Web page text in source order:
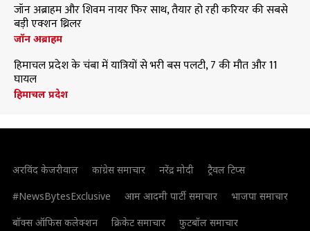
जॉन अब्राहम और शिवम नायर फिर साथ, तैयार हो रही करियर की सबसे
बड़ी एक्शन थ्रिलर
जॉन अब्राहम
हिमाचल प्रदेश के चंबा में यात्रियों से भरी बस पलटी, 7 की मौत और 11
घायल
हिमाचल प्रदेश
अरविंद केजरीवाल कांग्रेस समाचार नरेंद्र मोदी
ट्रैवल टिप्स
#NewsBytesExclusive
आम आदमी पार्टी समाचार
भाजपा समाचार
बॉक्स ऑफिस कलेक्शन
क्रिकेट समाचार
फुटबॉल समाचार